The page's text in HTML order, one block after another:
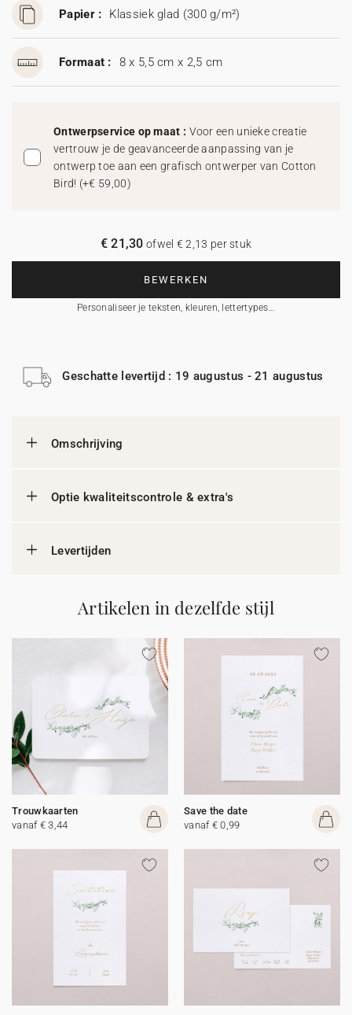
Papier : Klassiek glad (300 g/m²)
Formaat : 8 x 5,5 cm x 2,5 cm
Ontwerpservice op maat : Voor een unieke creatie
vertrouw je de geavanceerde aanpassing van je
ontwerp toe aan een grafisch ontwerper van Cotton
Bird! (+€ 59,00)
BEWERKEN
Personaliseer je teksten, kleuren, lettertypes…
€ 21,30 ofwel € 2,13 per stuk
Geschatte levertijd : 19 augustus - 21 augustus
Omschrijving
Optie kwaliteitscontrole & extra's
Levertijden
Artikelen in dezelfde stijl
Trouwkaarten
vanaf € 3,44
Save the date
vanaf € 0,99